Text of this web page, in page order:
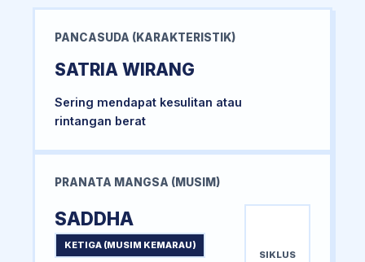
PANCASUDA (KARAKTERISTIK)
SATRIA WIRANG
Sering mendapat kesulitan atau
rintangan berat
PRANATA MANGSA (MUSIM)
SADDHA
KETIGA (MUSIM KEMARAU)
SIKLUS